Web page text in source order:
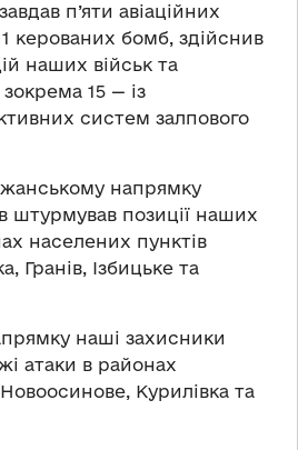
п’яти авіаційних
керованих бомб, здійснив
наших військ та
15 — із
систем залпового
напрямку
штурмував позиції наших
населених пунктів
Гранів, Ізбицьке та
наші захисники
атаки в районах
Курилівка та